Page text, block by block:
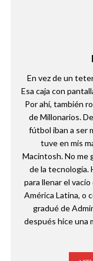
En vez de un
Esa caja con
Por ahí, también
de Millonarios.
fútbol iban a ser
tuve en mis
Macintosh. No me
de la tecnología.
para llenar el
América Latina, o
gradué de
después hice una